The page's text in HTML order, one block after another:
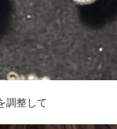
調整して